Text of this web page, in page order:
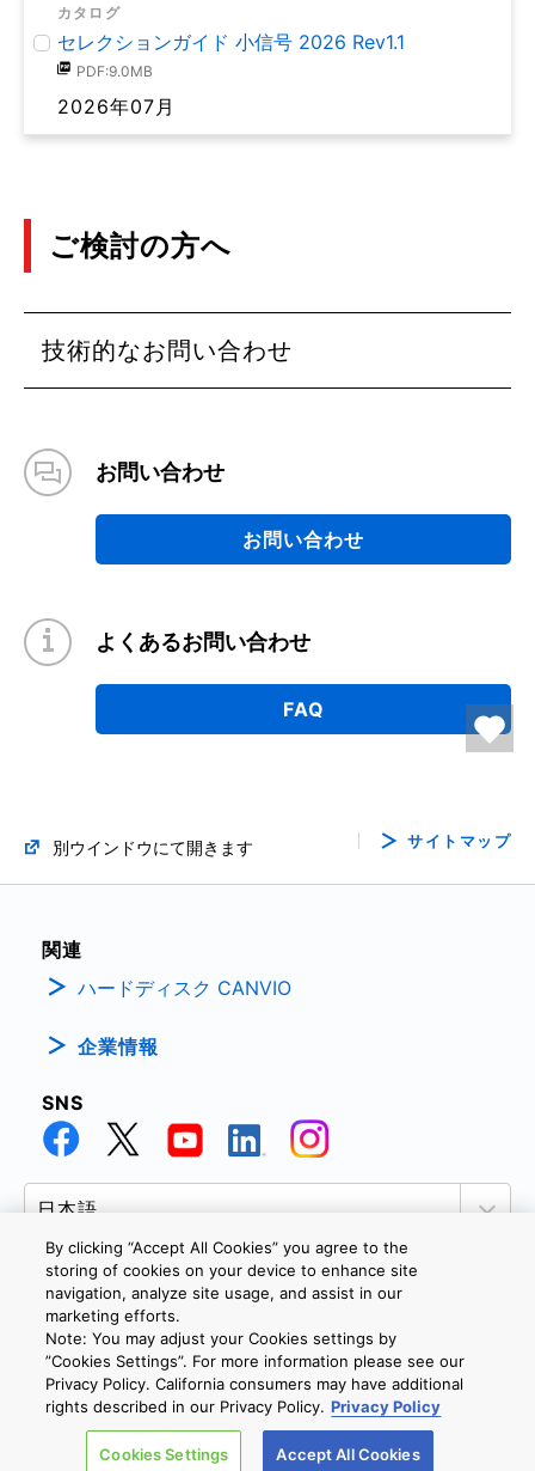
カタログ
セレクションガイド 小信号 2026 Rev1.1
PDF:9.0MB
2026年07月
ご検討の方へ
技術的なお問い合わせ
お問い合わせ
お問い合わせ
よくあるお問い合わせ
FAQ
別ウインドウにて開きます サイトマップ
関連
ハードディスク CANVIO
企業情報
SNS
個人情報保護方針
お問い合わせ
Copyright © 2026 TOSHIBA ELECTRONIC DEVICES & STORAGE
CORPORATION, All Rights Reserved.
By clicking “Accept All Cookies” you agree to the
storing of cookies on your device to enhance site
navigation, analyze site usage, and assist in our
marketing efforts.
Note: You may adjust your Cookies settings by
”Cookies Settings”. For more information please see our
Privacy Policy. California consumers may have additional
rights described in our Privacy Policy. Privacy Policy
Cookies Settings Accept All Cookies